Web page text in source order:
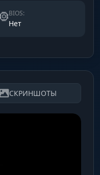
BIOS:
Нет
СКРИНШОТЫ